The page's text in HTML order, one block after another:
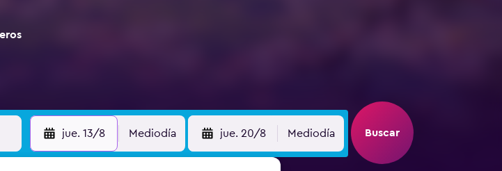
jue. 13/8 Mediodía jue. 20/8 Mediodía Buscar